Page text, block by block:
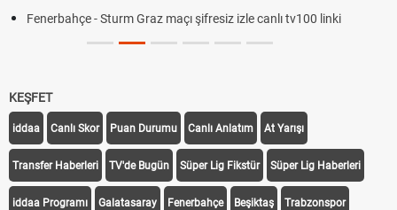
Fenerbahçe - Sturm Graz maçı şifresiz izle canlı tv100 linki
KEŞFET
iddaa Canlı Skor Puan Durumu Canlı Anlatım At Yarışı
Transfer Haberleri TV'de Bugün Süper Lig Fikstür Süper Lig Haberleri
iddaa Programı Galatasaray Fenerbahçe Beşiktaş Trabzonspor